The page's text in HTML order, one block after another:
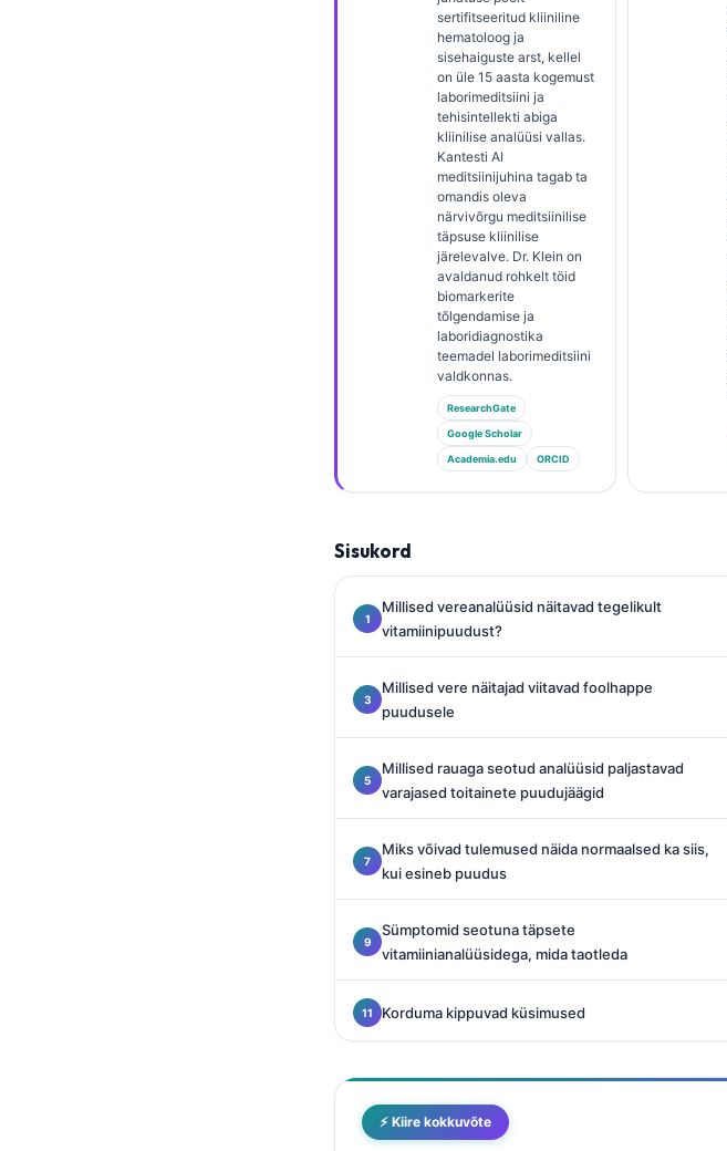
sertifitseeritud kliiniline
hematoloog ja
sisehaiguste arst, kellel
on üle 15 aasta kogemust
laborimeditsiini ja
tehisintellekti abiga
kliinilise analüüsi vallas.
Kantesti AI
meditsiinijuhina tagab ta
omandis oleva
närvivõrgu meditsiinilise
täpsuse kliinilise
järelevalve. Dr. Klein on
avaldanud rohkelt töid
biomarkerite
tõlgendamise ja
laboridiagnostika
teemadel laborimeditsiini
valdkonnas.
ResearchGate
Google Scholar
Academia.edu ORCID
Sisukord
Millised vereanalüüsid näitavad tegelikult
vitamiinipuudust?
Millised vere näitajad viitavad foolhappe
puudusele
Millised rauaga seotud analüüsid paljastavad
varajased toitainete puudujäägid
Miks võivad tulemused näida normaalsed ka siis,
kui esineb puudus
Sümptomid seotuna täpsete
vitamiinianalüüsidega, mida taotleda
Korduma kippuvad küsimused
⚡ Kiire kokkuvõte